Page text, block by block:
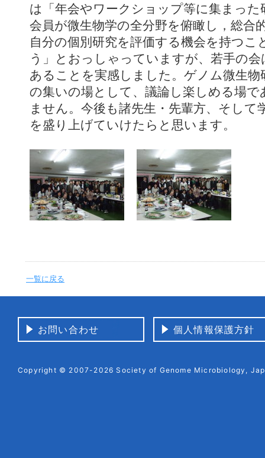
は「年会やワークショップ等に集まった
会員が微生物学の全分野を俯瞰し，総合
自分の個別研究を評価する機会を持つ
う」とおっしゃっていますが、若手の
あることを実感しました。ゲノム微生物
の集いの場として、議論し楽しめる場
ません。今後も諸先生・先輩方、そして
を盛り上げていけたらと思います。
一覧に戻る
お問い合わせ 個人情報保護方針
Copyright © 2007-2026 Society of Genome Microbiology,